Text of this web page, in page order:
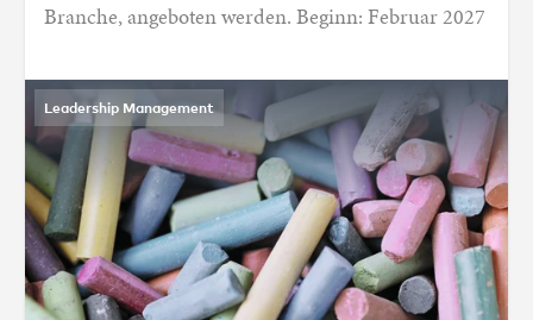
Branche, angeboten werden. Beginn: Februar 2027
Leadership Management